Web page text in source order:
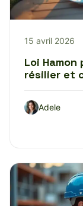
15 avril 2026
Loi
résilier et
Adele